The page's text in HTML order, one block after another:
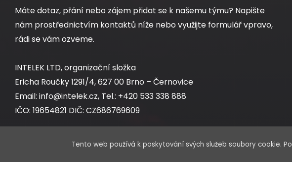
Máte dotaz, přání nebo zájem přidat se k našemu týmu? Napište
nám prostřednictvím kontaktů níže nebo využijte formulář vpravo,
rádi se vám ozveme.
INTELEK LTD, organizační složka
Ericha Roučky 1291/4, 627 00 Brno – Černovice
Email: info@intelek.cz, Tel.: +420 533 338 888
IČO: 19654821 DIČ: CZ686769609
Tento web používá k poskytování svých služeb soubory cookie.